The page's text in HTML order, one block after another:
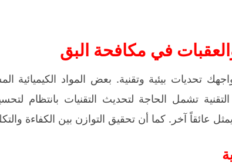
في مكافحة البق
تحديات بيئية وتقنية. بعض المواد الكيميائية
تشمل الحاجة لتحديث التقنيات بانتظام
عائقاً آخر. كما أن تحقيق التوازن بين الكفاءة